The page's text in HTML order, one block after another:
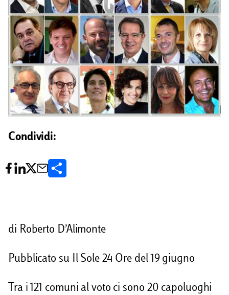
Condividi:
d
v
di Roberto D’Alimonte
Pubblicato su Il Sole 24 Ore del 19 giugno
Tra i 121 comuni al voto ci sono 20 capoluoghi